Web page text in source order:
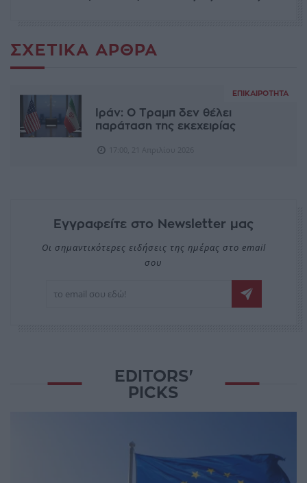
ΣΧΕΤΙΚΆ ΆΡΘΡΑ
ΕΠΙΚΑΙΡΌΤΗΤΑ
Ιράν: Ο Τραμπ δεν θέλει
παράταση της εκεχειρίας
Εγγραφείτε στο Newsletter μας
Οι σημαντικότερες ειδήσεις της ημέρας στο email
σου
EDITORS'
PICKS